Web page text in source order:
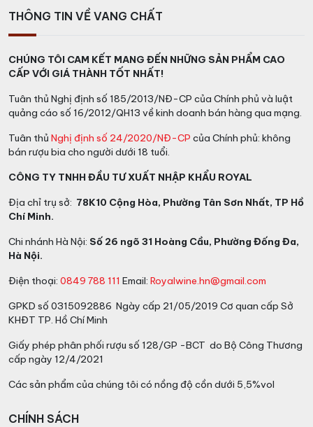
Xem thêm thông tin của nhà sản xuất tại đây:
https://www.chateau-montrose.com/en/
THÔNG TIN VỀ VANG CHẤT
CHÚNG TÔI CAM KẾT MANG ĐẾN NHỮNG SẢN PHẨM CAO
CẤP VỚI GIÁ THÀNH TỐT NHẤT!
Tuân thủ Nghị định số 185/2013/NĐ-CP của Chính phủ và luật
quảng cáo số 16/2012/QH13 về kinh doanh bán hàng qua mạng.
Tuân thủ Nghị định số 24/2020/NĐ-CP của Chính phủ: không
bán rượu bia cho người dưới 18 tuổi.
CÔNG TY TNHH ĐẦU TƯ XUẤT NHẬP KHẨU ROYAL
Địa chỉ trụ sở: 78K10 Cộng Hòa, Phường Tân Sơn Nhất, TP Hồ
Chí Minh.
Chi nhánh Hà Nội: Số 26 ngõ 31 Hoàng Cầu, Phường Đống Đa,
Hà Nội.
Điện thoại: 0849 788 111 Email: Royalwine.hn@gmail.com
GPKD số 0315092886 Ngày cấp 21/05/2019 Cơ quan cấp Sở
KHĐT TP. Hồ Chí Minh
Giấy phép phân phối rượu số 128/GP -BCT do Bộ Công Thương
cấp ngày 12/4/2021
Các sản phẩm của chúng tôi có nồng độ cồn dưới 5,5%vol
CHÍNH SÁCH